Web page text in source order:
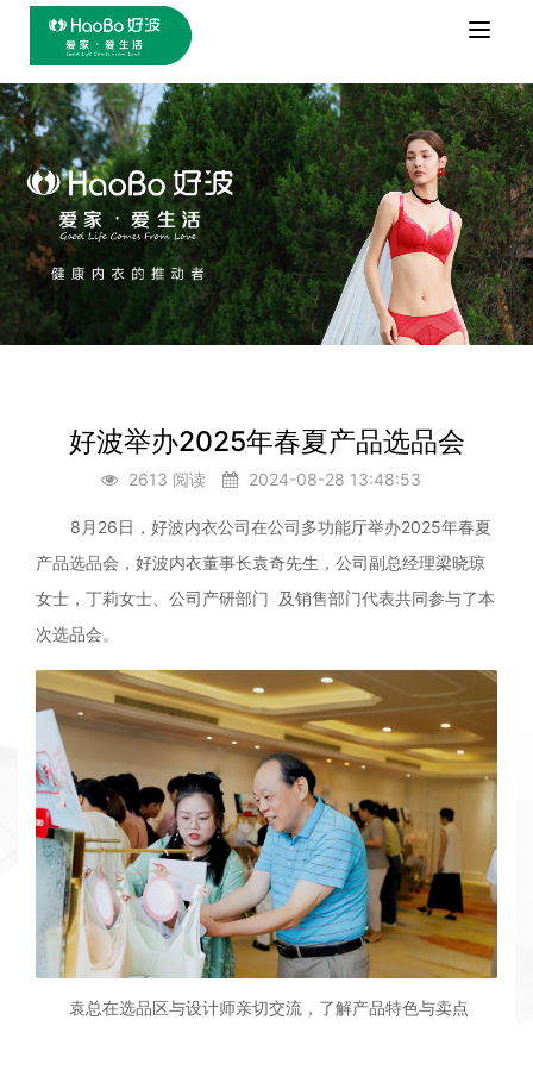
Toggle
好波举办2025年春夏产品选品会
2613 阅读 2024-08-28 13:48:53
8月26日，好波内衣公司在公司多功能厅举办2025年春夏
产品选品会，好波内衣董事长袁奇先生，公司副总经理梁晓琼
女士，丁莉女士、公司产研部门 及销售部门代表共同参与了本
次选品会。
袁总在选品区与设计师亲切交流，了解产品特色与卖点